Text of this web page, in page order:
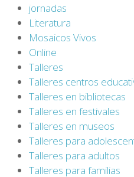
jornadas
Literatura
Mosaicos Vivos
Online
Talleres
Talleres centros
Talleres en bibliotecas
Talleres en festivales
Talleres en museos
Talleres para
Talleres para adultos
Talleres para familias